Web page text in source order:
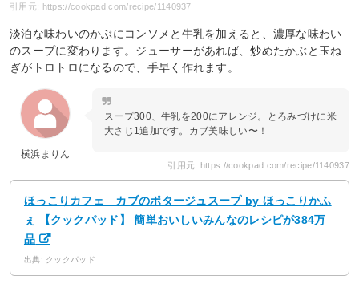
引用元: https://cookpad.com/recipe/1140937
淡泊な味わいのかぶにコンソメと牛乳を加えると、濃厚な味わい
のスープに変わります。ジューサーがあれば、炒めたかぶと玉ね
ぎがトロトロになるので、手早く作れます。
横浜まりん
スープ300、牛乳を200にアレンジ。とろみづけに米
大さじ1追加です。カブ美味しい〜！
引用元: https://cookpad.com/recipe/1140937
ほっこりカフェ カブのポタージュスープ by ほっこりかふ
ぇ 【クックパッド】 簡単おいしいみんなのレシピが384万
品
出典: クックパッド